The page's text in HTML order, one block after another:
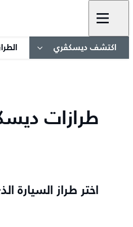
اكتشف ديسكڤري
طرازات
اختر طراز السيارة